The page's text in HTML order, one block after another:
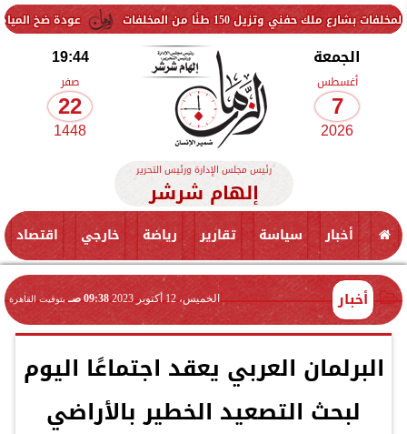
عودة ضخ المياه تدريجيًا 150 طنًا من المخلفات
الجمعة
أغسطس
7
2026
19:44
صفر
22
1448
رئيس مجلس الإدارة ورئيس التحرير
إلهام شرشر
أخبار سياسة تقارير رياضة خارجي اقتصاد
أخبار الخميس، 12 أكتوبر 2023 09:38 صـ بتوقيت القاهرة
البرلمان العربي يعقد اجتماعًا اليوم
لبحث التصعيد الخطير بالأراضي